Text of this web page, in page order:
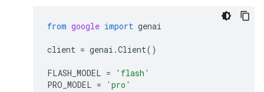
from google import genai
client = genai .Client()
FLASH_MODEL =
'flash'
PRO_MODEL = 'pro'